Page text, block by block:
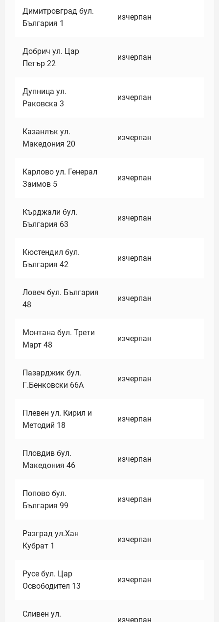
Димитровград бул.
България 1
изчерпан
Добрич ул. Цар
Петър 22
изчерпан
Дупница ул.
Раковска 3
изчерпан
Казанлък ул.
Македония 20
изчерпан
Карлово ул. Генерал
Заимов 5
изчерпан
Кърджали бул.
България 63
изчерпан
Кюстендил бул.
България 42
изчерпан
Ловеч бул. България
48
изчерпан
Монтана бул. Трети
Март 48
изчерпан
Пазарджик бул.
Г.Бенковски 66А
изчерпан
Плевен ул. Кирил и
Методий 18
изчерпан
Пловдив бул.
Македония 46
изчерпан
Попово бул.
България 99
изчерпан
Разград ул.Хан
Кубрат 1
изчерпан
Русе бул. Цар
Освободител 13
изчерпан
Сливен ул.
изчерпан